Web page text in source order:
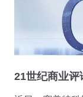
21世纪商业评